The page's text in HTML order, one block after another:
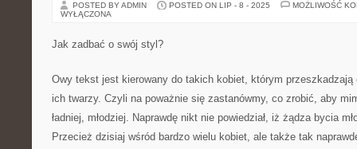
POSTED BY ADMIN POSTED ON LIP - 8 - 2025
MOŻLIWOŚĆ
WYŁĄCZONA
Jak zadbać o swój styl?
Owy tekst jest kierowany do takich kobiet, którym
ich twarzy. Czyli na poważnie się zastanówmy, co zrobić, aby
ładniej, młodziej. Naprawdę nikt nie powiedział, iż żądza bycia
Przecież dzisiaj wśród bardzo wielu kobiet, ale także tak